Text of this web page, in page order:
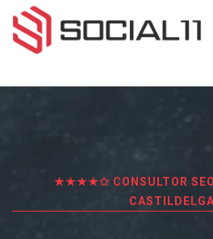
★★★★✩ CONSULTOR SEO